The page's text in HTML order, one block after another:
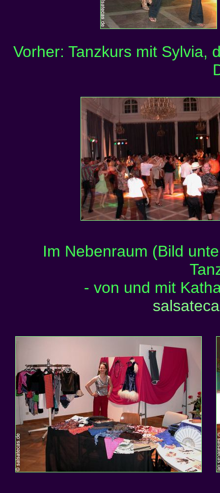
Vorher: Tanzkurs mit Sylvia,
Im Nebenraum (Bild
- von und mit